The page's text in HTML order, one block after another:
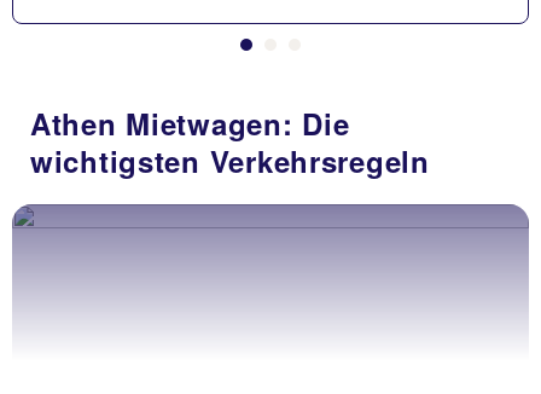
Athen Mietwagen: Die
wichtigsten Verkehrsregeln